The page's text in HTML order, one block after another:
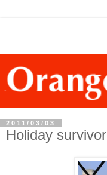
2011/03/03
Holiday survivor